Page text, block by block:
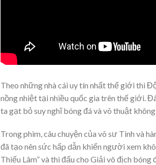
Theo những nhà cái uy tín nhất thế giới thì
nồng nhiệt tại nhiều quốc gia trên thế giới.
ta gạt bỏ suy nghĩ bóng đá và võ thuật không
Trong phim, câu chuyện của võ sư Tinh và
đã tạo nên sức hấp dẫn khiến người xem
Thiếu Lâm” và thi đấu cho Giải vô địch